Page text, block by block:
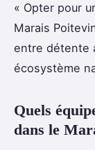
« Opter pour
Marais
entre détente
écosystème
Quels
dans le